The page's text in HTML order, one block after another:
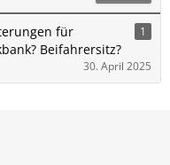
für
Beifahrersitz?
1
30. April 2025